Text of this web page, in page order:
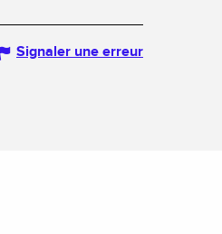
Signaler une erreur